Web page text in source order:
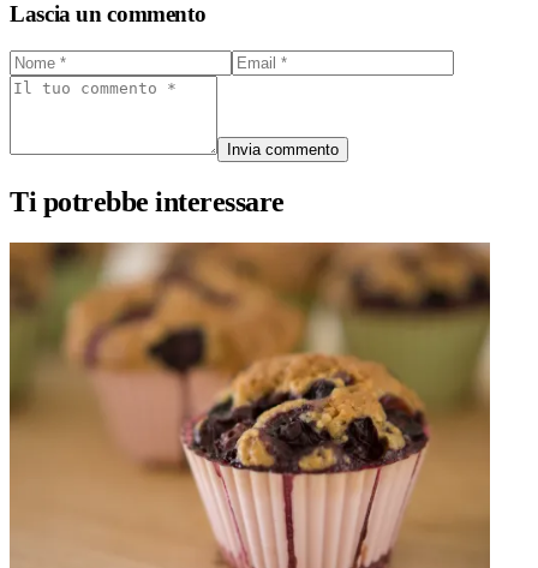
Lascia un commento
Invia commento
Ti potrebbe interessare